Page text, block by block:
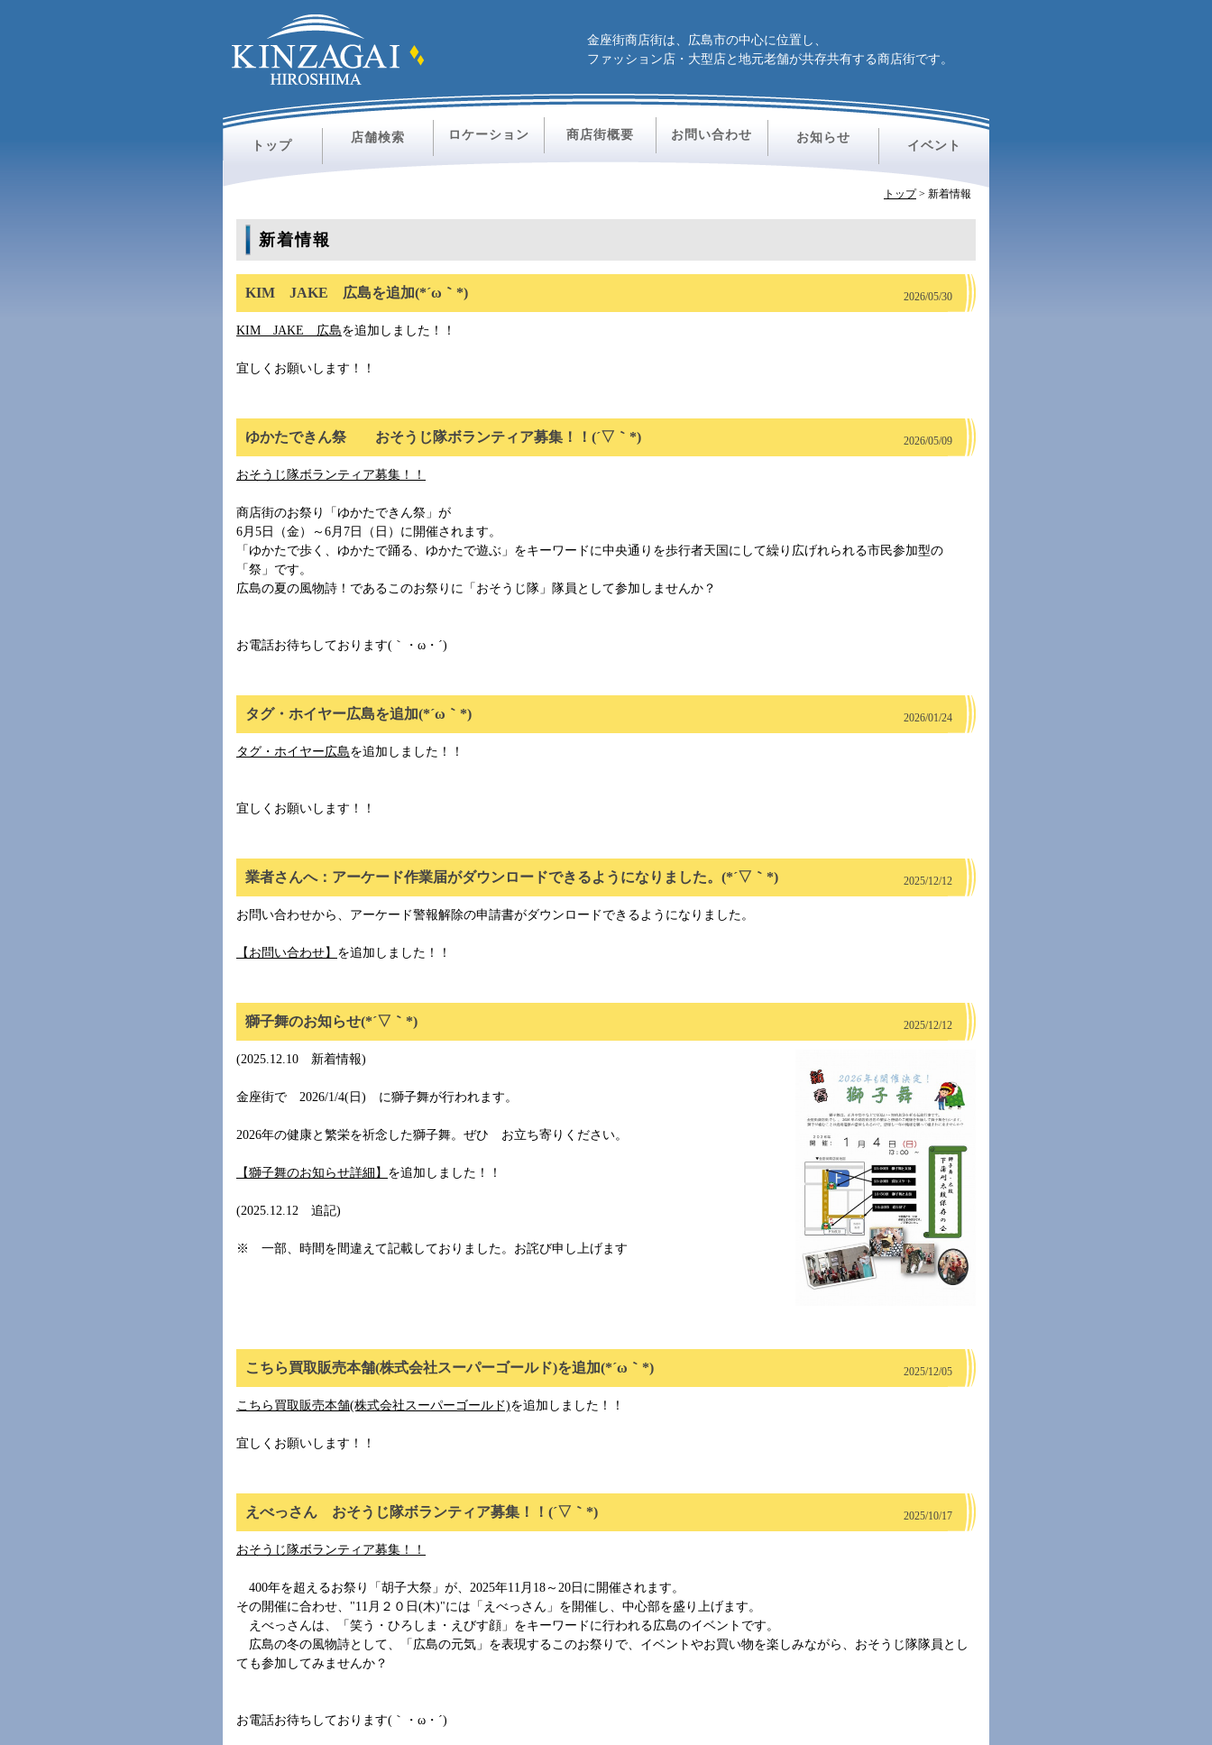
金座街商店街は、広島市の中心に位置し、
ファッション店・大型店と地元老舗が共存共有する商店街です。
トップ
店舗検索 ロケーション 商店街概要 お問い合わせ お知らせ
イベント
トップ> 新着情報
新着情報
2026/05/30
KIM JAKE 広島を追加(*´ω｀*)
KIM JAKE 広島を追加しました！！
宜しくお願いします！！
2026/05/09
ゆかたできん祭 おそうじ隊ボランティア募集！！(´▽｀*)
おそうじ隊ボランティア募集！！
商店街のお祭り「ゆかたできん祭」が
6月5日（金）～6月7日（日）に開催されます。
「ゆかたで歩く、ゆかたで踊る、ゆかたで遊ぶ」をキーワードに中央通りを歩行者天国にして繰り広げれられる市民参加型の
「祭」です。
広島の夏の風物詩！であるこのお祭りに「おそうじ隊」隊員として参加しませんか？
お電話お待ちしております(｀・ω・´)ゞ
2026/01/24
タグ・ホイヤー広島を追加(*´ω｀*)
タグ・ホイヤー広島を追加しました！！
宜しくお願いします！！
2025/12/12
業者さんへ：アーケード作業届がダウンロードできるようになりました。(*´▽｀*)
お問い合わせから、アーケード警報解除の申請書がダウンロードできるようになりました。
【お問い合わせ】 を追加しました！！
2025/12/12
獅子舞のお知らせ(*´▽｀*)
(2025.12.10 新着情報)
金座街で 2026/1/4(日) に獅子舞が行われます。
2026年の健康と繁栄を祈念した獅子舞。ぜひ お立ち寄りください。
【獅子舞のお知らせ詳細】 を追加しました！！
(2025.12.12 追記)
※ 一部、時間を間違えて記載しておりました。お詫び申し上げます
2025/12/05
こちら買取販売本舗(株式会社スーパーゴールド)を追加(*´ω｀*)
こちら買取販売本舗(株式会社スーパーゴールド)を追加しました！！
宜しくお願いします！！
2025/10/17
えべっさん おそうじ隊ボランティア募集！！(´▽｀*)
おそうじ隊ボランティア募集！！
400年を超えるお祭り「胡子大祭」が、2025年11月18～20日に開催されます。
その開催に合わせ、"11月２０日(木)"には「えべっさん」を開催し、中心部を盛り上げます。
えべっさんは、「笑う・ひろしま・えびす顔」をキーワードに行われる広島のイベントです。
広島の冬の風物詩として、「広島の元気」を表現するこのお祭りで、イベントやお買い物を楽しみながら、おそうじ隊隊員とし
ても参加してみませんか？
お電話お待ちしております(｀・ω・´)ゞ